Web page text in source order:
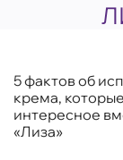
5 фактов об
крема,
интересное
«Лиза»